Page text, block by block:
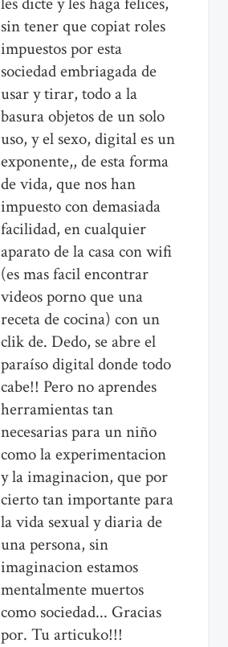
sin tener que copiat roles
impuestos por esta
sociedad embriagada de
usar y tirar, todo a la
basura objetos de un solo
uso, y el sexo, digital es un
exponente,, de esta forma
de vida, que nos han
impuesto con demasiada
facilidad, en cualquier
aparato de la casa con wifi
(es mas facil encontrar
videos porno que una
receta de cocina) con un
clik de. Dedo, se abre el
paraíso digital donde todo
cabe!! Pero no aprendes
herramientas tan
necesarias para un niño
como la experimentacion
y la imaginacion, que por
cierto tan importante para
la vida sexual y diaria de
una persona, sin
imaginacion estamos
mentalmente muertos
como sociedad... Gracias
por. Tu articuko!!!